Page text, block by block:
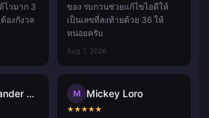
ไวมาก 3
องกังวล
ของ รบกวนช่วยแก้ไขไอดีให้
เป็นเลขที่ลงท้ายด้วย 36 ให้
หน่อยครับ
Aug 7, 2026
ericson yohander alvarado mart M Mickey Loro
★★★★★